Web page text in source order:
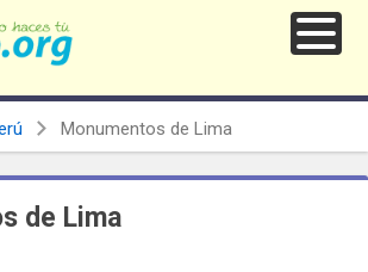
Monumentos de Lima
de Lima